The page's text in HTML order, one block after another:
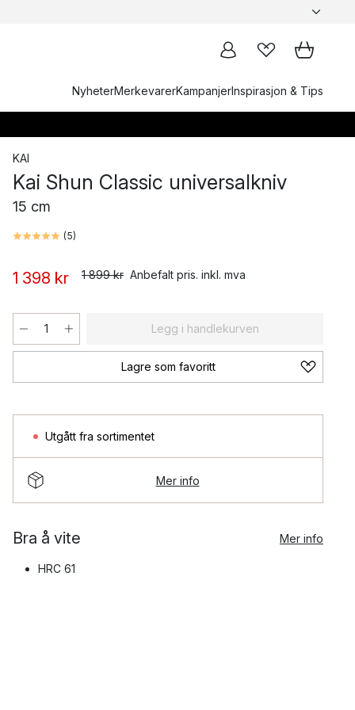
NyheterMerkevarerKampanjerInspirasjon & Tips
KAI
Kai Shun Classic universalkniv
15 cm
(5)
1 398 kr 1 899 kr Anbefalt pris. inkl. mva
Legg i handlekurven
Lagre som favoritt
Utgått fra sortimentet
Mer info
Bra å vite Mer info
HRC 61